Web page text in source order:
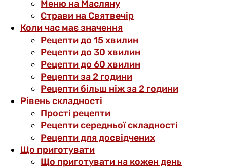
Меню на Масляну
Страви на Святвечір
Коли час має значення
Рецепти до 15 хвилин
Рецепти до 30 хвилин
Рецепти до 60 хвилин
Рецепти за 2 години
Рецепти більш ніж за 2 години
Рівень складності
Прості рецепти
Рецепти середньої складності
Рецепти для досвідчених
Що приготувати
Що приготувати на кожен день